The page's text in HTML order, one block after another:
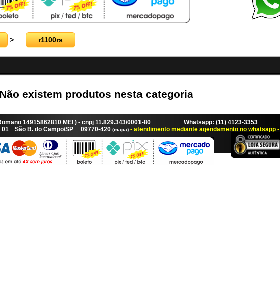
> r1100rs
Não existem produtos nesta categoria
14915862810 MEI ) - cnpj 11.829.343/0001-80 Whatsapp: (11) 4123-3353
01 São B. do Campo/SP 09770-420 (mapa) - atendimento mediante agendamento no whatsapp -